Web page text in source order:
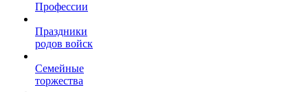
Профессии
Праздники
родов войск
Семейные
торжества